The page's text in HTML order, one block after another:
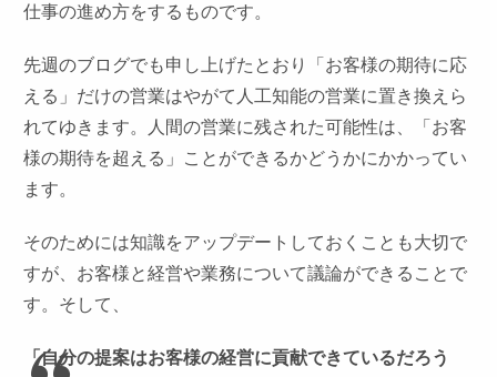
仕事の進め方をするものです。
先週のブログでも申し上げたとおり「お客様の期待に応
える」だけの営業はやがて人工知能の営業に置き換えら
れてゆきます。人間の営業に残された可能性は、「お客
様の期待を超える」ことができるかどうかにかかってい
ます。
そのためには知識をアップデートしておくことも大切で
すが、お客様と経営や業務について議論ができることで
す。そして、
「自分の提案はお客様の経営に貢献できているだろう